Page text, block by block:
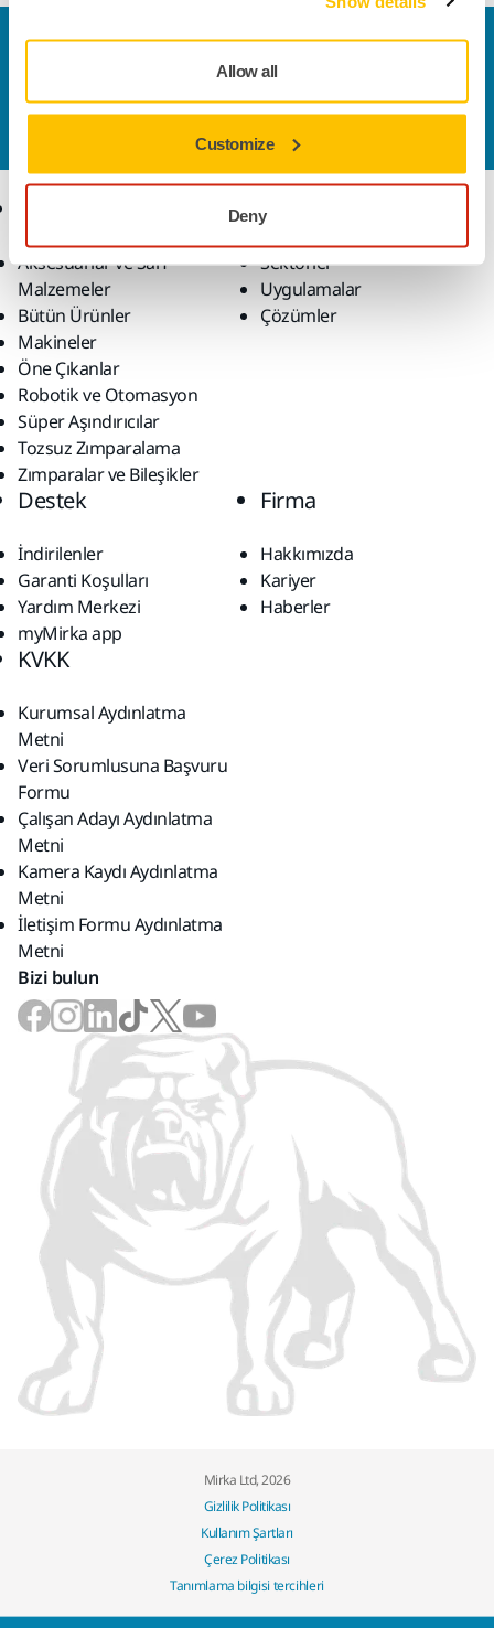
Allow all
Customize
Deny
Bize Ulaşın
Daha fazla bilgi edinmek ister misiniz? Lütfen bizimle
iletişime geçinve uzman ekibimiz sorularınızı
Aksesuarlar ve Sarf
Malzemeler
Bütün Ürünler
Makineler
Öne Çıkanlar
Robotik ve Otomasyon
Süper Aşındırıcılar
Tozsuz Zımparalama
Zımparalar ve Bileşikler
Uzmanlık
Sektörler
Uygulamalar
Çözümler
Destek
İndirilenler
Garanti Koşulları
Yardım Merkezi
myMirka app
Firma
Hakkımızda
Kariyer
Haberler
KVKK
Kurumsal Aydınlatma
Metni
Veri Sorumlusuna Başvuru
Formu
Çalışan Adayı Aydınlatma
Metni
Kamera Kaydı Aydınlatma
Metni
İletişim Formu Aydınlatma
Metni
Bizi bulun
Mirka Ltd, 2026
Gizlilik Politikası
Kullanım Şartları
Çerez Politikası
Tanımlama bilgisi tercihleri